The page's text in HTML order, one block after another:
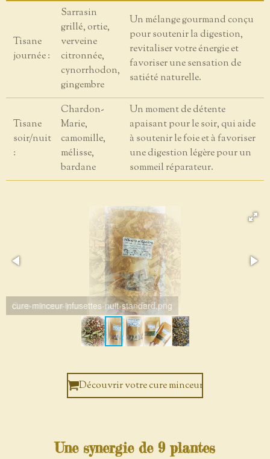
Tisane
journée :
Sarrasin
grillé, ortie,
verveine
citronnée,
cynorrhodon,
gingembre
Un mélange gourmand conçu
pour soutenir la digestion,
revitaliser votre énergie et
favoriser une sensation de
satiété naturelle.
Tisane
soir/nuit
:
Chardon-
Marie,
camomille,
mélisse,
bardane
Un moment de détente
apaisant pour le soir, qui aide
à soutenir le foie et à favoriser
une digestion légère pour un
sommeil réparateur.
cure-minceur-infusettes-nuit-standard.png
Découvrir votre cure minceur
Une synergie de 9 plantes